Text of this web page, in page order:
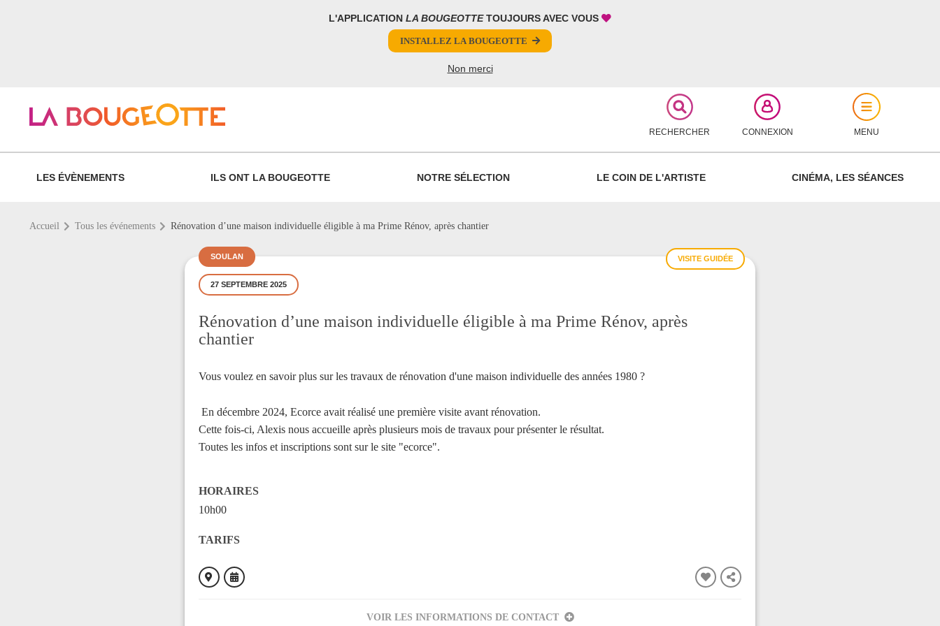
L'APPLICATION LA BOUGEOTTETOUJOURS AVEC VOUS
INSTALLEZ LA BOUGEOTTE
Non merci
RECHERCHER CONNEXION MENU
LES ÉVÈNEMENTS ILS ONT LA BOUGEOTTE NOTRE SÉLECTION LE COIN DE L'ARTISTE CINÉMA, LES SÉANCES
Accueil Tous les événements Rénovation d’une maison individuelle éligible à ma Prime Rénov, après chantier
VISITE GUIDÉE
SOULAN
27 SEPTEMBRE 2025
Rénovation d’une maison individuelle éligible à ma Prime Rénov, après
chantier
Vous voulez en savoir plus sur les travaux de rénovation d'une maison individuelle des années 1980 ?
En décembre 2024, Ecorce avait réalisé une première visite avant rénovation.
Cette fois-ci, Alexis nous accueille après plusieurs mois de travaux pour présenter le résultat.
Toutes les infos et inscriptions sont sur le site "ecorce".
HORAIRES
10h00
TARIFS
VOIR LES INFORMATIONS DE CONTACT
FERMER
PARTAGER